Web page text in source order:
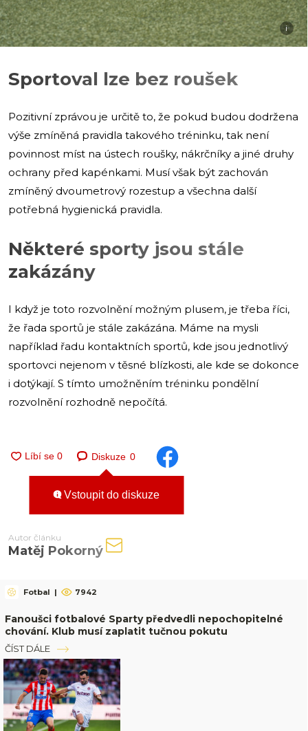
i
Sportoval lze bez roušek
Pozitivní zprávou je určitě to, že pokud budou dodržena
výše zmíněná pravidla takového tréninku, tak není
povinnost míst na ústech roušky, nákrčníky a jiné druhy
ochrany před kapénkami. Musí však být zachován
zmíněný dvoumetrový rozestup a všechna další
potřebná hygienická pravidla.
Některé sporty jsou stále
zakázány
I když je toto rozvolnění možným plusem, je třeba říci,
že řada sportů je stále zakázána. Máme na mysli
například řadu kontaktních sportů, kde jsou jednotlivý
sportovci nejenom v těsné blízkosti, ale kde se dokonce
i dotýkají. S tímto umožněním tréninku pondělní
rozvolnění rozhodně nepočítá.
Diskuze 0
Vstoupit do diskuze
Autor článku
Matěj Pokorný
Fotbal | 7942
Fanoušci fotbalové Sparty předvedli nepochopitelné
chování. Klub musí zaplatit tučnou pokutu
ČÍST DÁLE